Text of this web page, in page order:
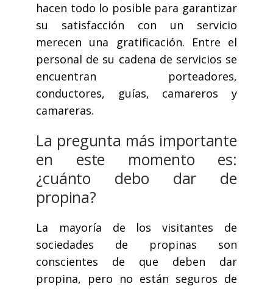
hacen todo lo posible para garantizar
su satisfacción con un servicio
merecen una gratificación. Entre el
personal de su cadena de servicios se
encuentran porteadores,
conductores, guías, camareros y
camareras.
La pregunta más importante
en este momento es:
¿cuánto debo dar de
propina?
La mayoría de los visitantes de
sociedades de propinas son
conscientes de que deben dar
propina, pero no están seguros de